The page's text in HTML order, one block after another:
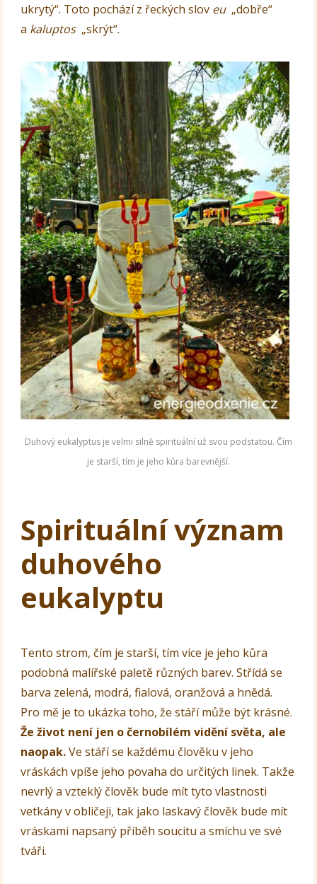
ukrytý“. Toto pochází z řeckých slov eu „dobře“
a kaluptos „skrýt“.
Duhový eukalyptus je velmi silně spirituální už svou podstatou. Čím
je starší, tím je jeho kůra barevnější.
Spirituální význam
duhového
eukalyptu
Tento strom, čím je starší, tím více je jeho kůra
podobná malířské paletě různých barev. Střídá se
barva zelená, modrá, fialová, oranžová a hnědá.
Pro mě je to ukázka toho, že stáří může být krásné.
Že život není jen o černobílém vidění světa, ale
naopak.Ve stáří se každému člověku v jeho
vráskách vpíše jeho povaha do určitých linek. Takže
nevrlý a vzteklý člověk bude mít tyto vlastnosti
vetkány v obličeji, tak jako laskavý člověk bude mít
vráskami napsaný příběh soucitu a smíchu ve své
tváři.